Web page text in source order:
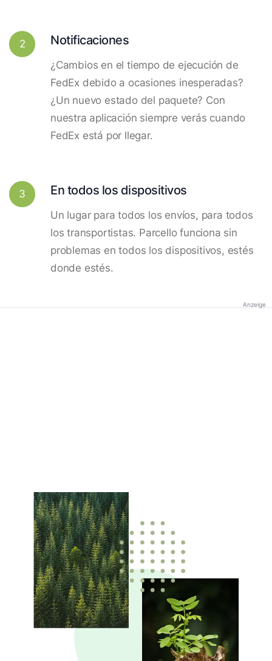
2 Notificaciones
¿Cambios en el tiempo de ejecución de
FedEx debido a ocasiones inesperadas?
¿Un nuevo estado del paquete? Con
nuestra aplicación siempre verás cuando
FedEx está por llegar.
3 En todos los dispositivos
Un lugar para todos los envíos, para todos
los transportistas. Parcello funciona sin
problemas en todos los dispositivos, estés
donde estés.
Anzeige